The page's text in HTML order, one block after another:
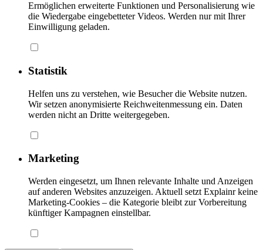
Ermöglichen erweiterte Funktionen und Personalisierung wie
die Wiedergabe eingebetteter Videos. Werden nur mit Ihrer
Einwilligung geladen.
Statistik
Helfen uns zu verstehen, wie Besucher die Website nutzen.
Wir setzen anonymisierte Reichweitenmessung ein. Daten
werden nicht an Dritte weitergegeben.
Marketing
Werden eingesetzt, um Ihnen relevante Inhalte und Anzeigen
auf anderen Websites anzuzeigen. Aktuell setzt Explainr keine
Marketing-Cookies – die Kategorie bleibt zur Vorbereitung
künftiger Kampagnen einstellbar.